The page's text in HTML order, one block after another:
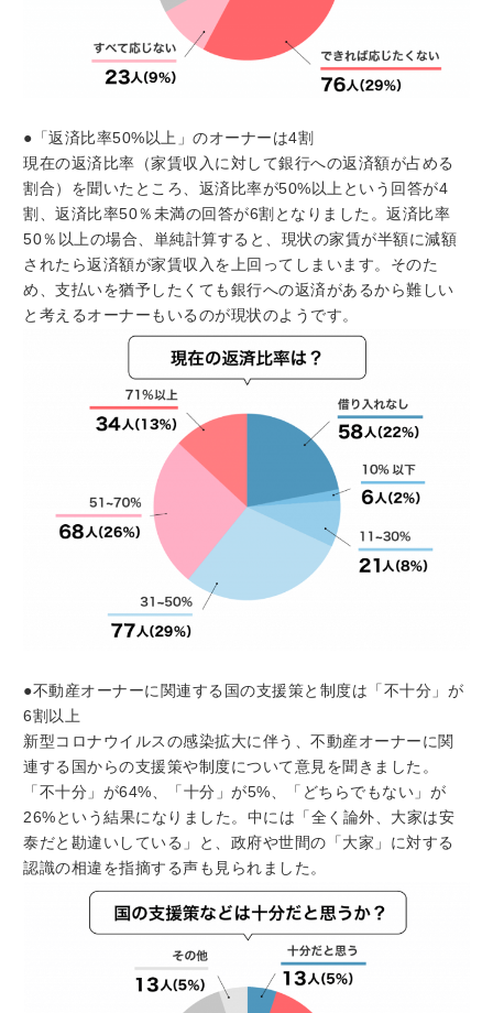
●「返済比率50%以上」のオーナーは4割
現在の返済比率（家賃収入に対して銀行への返済額が占める
割合）を聞いたところ、返済比率が50%以上という回答が4
割、返済比率50％未満の回答が6割となりました。返済比率
50％以上の場合、単純計算すると、現状の家賃が半額に減額
されたら返済額が家賃収入を上回ってしまいます。そのた
め、支払いを猶予したくても銀行への返済があるから難しい
と考えるオーナーもいるのが現状のようです。
●不動産オーナーに関連する国の支援策と制度は「不十分」が
6割以上
新型コロナウイルスの感染拡大に伴う、不動産オーナーに関
連する国からの支援策や制度について意見を聞きました。
「不十分」が64%、「十分」が5%、「どちらでもない」が
26%という結果になりました。中には「全く論外、大家は安
泰だと勘違いしている」と、政府や世間の「大家」に対する
認識の相違を指摘する声も見られました。